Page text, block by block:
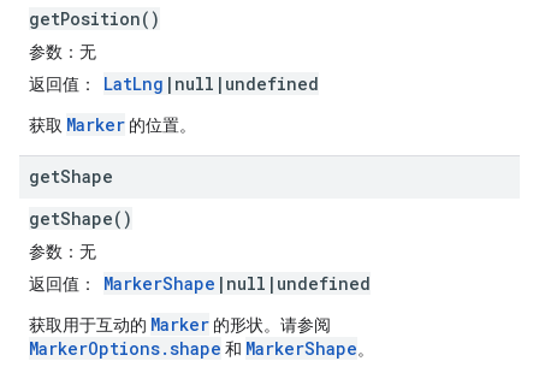
getPosition()
参数 ：无
返回值 ： LatLng |null|undefined
获取 Marker 的位置。
getShape
getShape()
参数 ：无
返回值 ： MarkerShape |null|undefined
获取用于互动的 Marker 的形状。请参阅
MarkerOptions.shape 和 MarkerShape。